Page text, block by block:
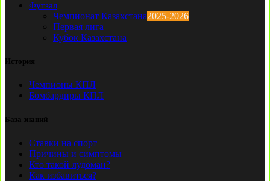
Футзал
Чемпионат Казахстана2025-2026
Первая лига
Кубок Казахстана
История
Чемпионы КПЛ
Бомбардиры КПЛ
База знаний
Ставки на спорт
Причины и симптомы
Кто такой лудоман?
Как избавиться?